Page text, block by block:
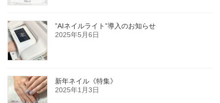
”AIネイルライト”導入のお知らせ
2025年5月6日
新年ネイル《特集》
2025年1月3日